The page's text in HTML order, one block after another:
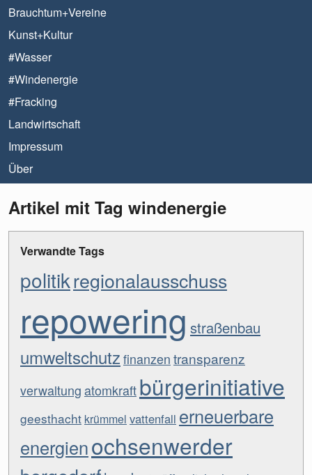
Brauchtum+Vereine
Kunst+Kultur
#Wasser
#Windenergie
#Fracking
Landwirtschaft
Impressum
Über
Artikel mit Tag windenergie
Verwandte Tags
politikregionalausschuss
repowering straßenbau
umweltschutzfinanzentransparenz
verwaltungatomkraftbürgerinitiative
geesthacht krümmel vattenfall erneuerbare
energienochsenwerder